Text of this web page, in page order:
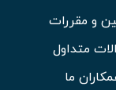
و مقررات
متداول
ما